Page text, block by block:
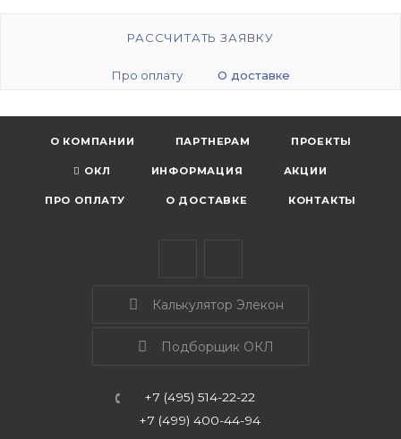
РАССЧИТАТЬ ЗАЯВКУ
Про оплату О доставке
О КОМПАНИИ ПАРТНЕРАМ ПРОЕКТЫ
ОКЛ ИНФОРМАЦИЯ АКЦИИ
ПРО ОПЛАТУ О ДОСТАВКЕ КОНТАКТЫ
Калькулятор Элекон
Подборщик ОКЛ
+7 (495) 514-22-22
+7 (499) 400-44-94